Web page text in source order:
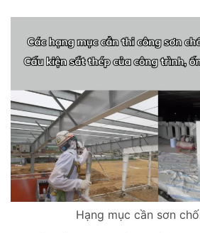
Hạng mục cần sơn